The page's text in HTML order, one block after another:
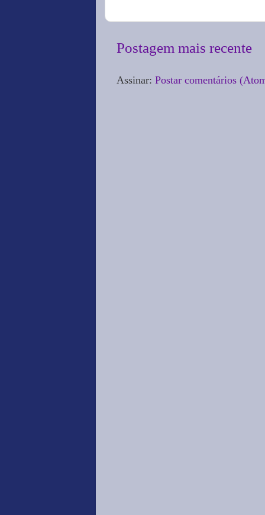
Postagem mais recente
Assinar: Postar comentários